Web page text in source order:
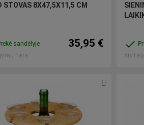
STOVAS 8X47,5X11,5 CM
sandėlyje
nėra
35,95 € done